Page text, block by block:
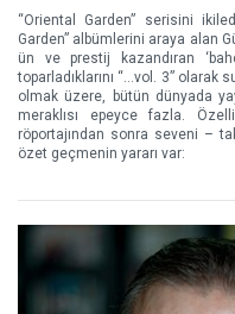
“Oriental Garden” serisini
Garden” albümlerini araya alan
ün ve prestij kazandıran
toparladıklarını “…vol. 3” olarak
olmak üzere, bütün dünyada
meraklısı epeyce fazla.
röportajından sonra seveni –
özet geçmenin yararı var: